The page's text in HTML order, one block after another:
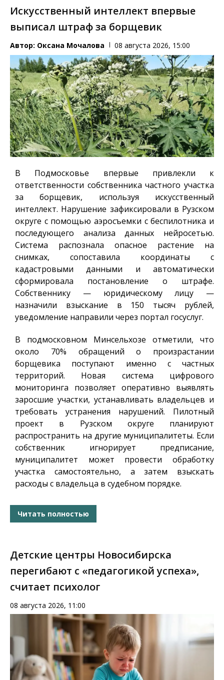
Искусственный интеллект впервые
выписал штраф за борщевик
Автор: Оксана Мочалова 08 августа 2026, 15:00
В Подмосковье впервые привлекли к
ответственности собственника частного участка
за борщевик, используя искусственный
интеллект. Нарушение зафиксировали в Рузском
округе с помощью аэросъемки с беспилотника и
последующего анализа данных нейросетью.
Система распознала опасное растение на
снимках, сопоставила координаты с
кадастровыми данными и автоматически
сформировала постановление о штрафе.
Собственнику — юридическому лицу —
назначили взыскание в 150 тысяч рублей,
уведомление направили через портал госуслуг.
В подмосковном Минсельхозе отметили, что
около 70% обращений о произрастании
борщевика поступают именно с частных
территорий. Новая система цифрового
мониторинга позволяет оперативно выявлять
заросшие участки, устанавливать владельцев и
требовать устранения нарушений. Пилотный
проект в Рузском округе планируют
распространить на другие муниципалитеты. Если
собственник игнорирует предписание,
муниципалитет может провести обработку
участка самостоятельно, а затем взыскать
расходы с владельца в судебном порядке.
Читать полностью
Детские центры Новосибирска
перегибают с «педагогикой успеха»,
считает психолог
08 августа 2026, 11:00